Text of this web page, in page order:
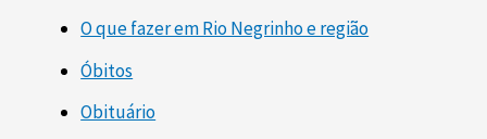
O que fazer em Rio Negrinho e região
Óbitos
Obituário